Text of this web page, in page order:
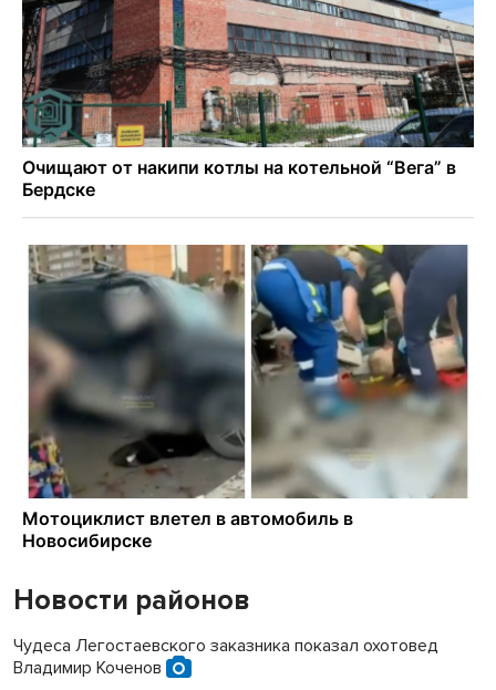
Новости районов
Чудеса Легостаевского заказника показал охотовед
Владимир Коченов